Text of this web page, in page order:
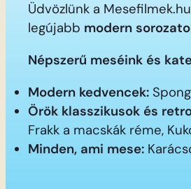
Üdvözlünk a
legújabb modern
Népszerű meséink és
Modern kedvencek:
Örök klasszikusok és
Frakk a macskák réme,
Minden, ami mese: